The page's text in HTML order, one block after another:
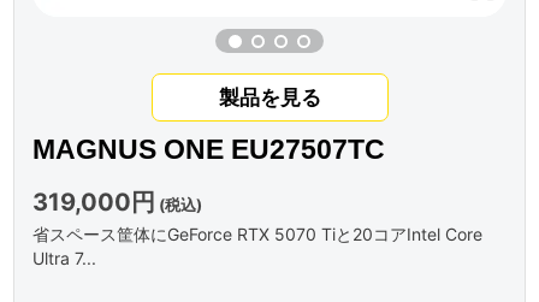
製品を見る
MAGNUS ONE EU27507TC
319,000円 (税込)
省スペース筐体にGeForce RTX 5070 Tiと20コアIntel Core
Ultra 7...